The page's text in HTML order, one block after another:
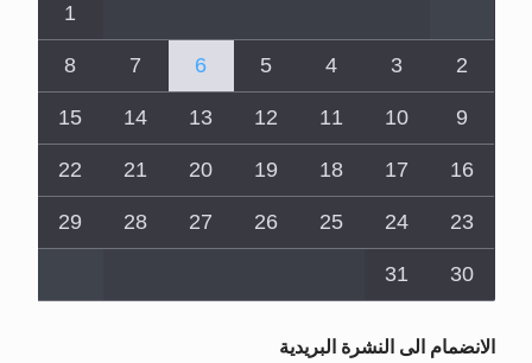
1
2
3
4
5
6
7
8
9
10
11
12
13
14
15
16
17
18
19
20
21
22
23
24
25
26
27
28
29
30
31
الانضمام الى النشرة البريدية